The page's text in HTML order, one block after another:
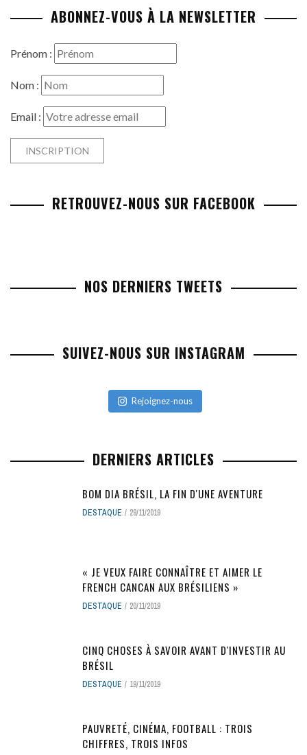
ABONNEZ-VOUS À LA NEWSLETTER
Prénom :
Nom :
Email :
RETROUVEZ-NOUS SUR FACEBOOK
NOS DERNIERS TWEETS
SUIVEZ-NOUS SUR INSTAGRAM
Rejoignez-nous
DERNIERS ARTICLES
BOM DIA BRÉSIL, LA FIN D'UNE AVENTURE
DESTAQUE 29/11/2019
« JE VEUX FAIRE CONNAÎTRE ET AIMER LE
FRENCH CANCAN AUX BRÉSILIENS »
DESTAQUE 20/11/2019
CINQ CHOSES À SAVOIR AVANT D'INVESTIR AU
BRÉSIL
DESTAQUE 19/11/2019
PAUVRETÉ, CINÉMA, FOOTBALL : TROIS
CHIFFRES, TROIS INFOS